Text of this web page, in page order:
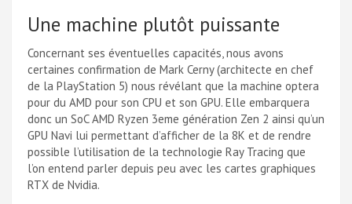
Une machine plutôt puissante
Concernant ses éventuelles capacités, nous avons
certaines confirmation de Mark Cerny (architecte en chef
de la PlayStation 5) nous révélant que la machine optera
pour du AMD pour son CPU et son GPU. Elle embarquera
donc un SoC AMD Ryzen 3eme génération Zen 2 ainsi qu’un
GPU Navi lui permettant d’afficher de la 8K et de rendre
possible l’utilisation de la technologie Ray Tracing que
l’on entend parler depuis peu avec les cartes graphiques
RTX de Nvidia.